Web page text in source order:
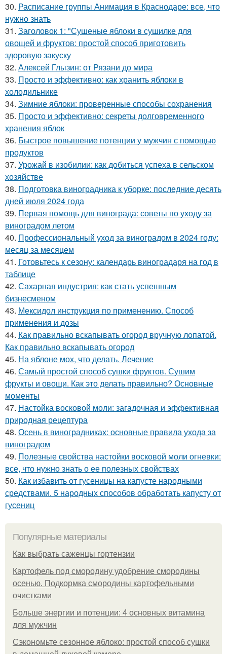
30. Расписание группы Анимация в Краснодаре: все, что
нужно знать
31. Заголовок 1: "Сушеные яблоки в сушилке для
овощей и фруктов: простой способ приготовить
здоровую закуску
32. Алексей Глызин: от Рязани до мира
33. Просто и эффективно: как хранить яблоки в
холодильнике
34. Зимние яблоки: проверенные способы сохранения
35. Просто и эффективно: секреты долговременного
хранения яблок
36. Быстрое повышение потенции у мужчин с помощью
продуктов
37. Урожай в изобилии: как добиться успеха в сельском
хозяйстве
38. Подготовка виноградника к уборке: последние десять
дней июля 2024 года
39. Первая помощь для винограда: советы по уходу за
виноградом летом
40. Профессиональный уход за виноградом в 2024 году:
месяц за месяцем
41. Готовьтесь к сезону: календарь виноградаря на год в
таблице
42. Сахарная индустрия: как стать успешным
бизнесменом
43. Мексидол инструкция по применению. Способ
применения и дозы
44. Как правильно вскапывать огород вручную лопатой.
Как правильно вскапывать огород
45. На яблоне мох, что делать. Лечение
46. Самый простой способ сушки фруктов. Сушим
фрукты и овощи. Как это делать правильно? Основные
моменты
47. Настойка восковой моли: загадочная и эффективная
природная рецептура
48. Осень в виноградниках: основные правила ухода за
виноградом
49. Полезные свойства настойки восковой моли огневки:
все, что нужно знать о ее полезных свойствах
50. Как избавить от гусеницы на капусте народными
средствами. 5 народных способов обработать капусту от
гусениц
Популярные материалы
Как выбрать саженцы гортензии
Картофель под смородину удобрение смородины
осенью. Подкормка смородины картофельными
очистками
Больше энергии и потенции: 4 основных витамина
для мужчин
Сэкономьте сезонное яблоко: простой способ сушки